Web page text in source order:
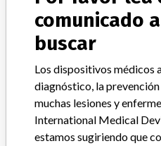
APB
Modelo / Serial
Descripción del producto
BECKMAN COULTER CLINICAL
CAL (APOLIPOPROTEIN
comunicado
buscar
Los dispositivos médicos
diagnóstico, la
muchas lesiones y
International Medical
estamos sugiriendo que